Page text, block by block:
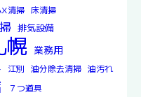
清掃 床清掃
排気設備
幌 業務用
江別 油分除去清掃 油汚れ
７つ道具